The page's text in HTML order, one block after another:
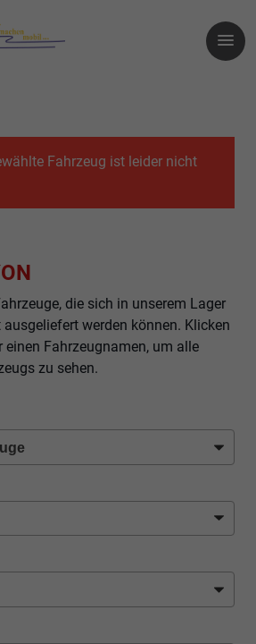
Fahrzeug ist leider nicht
die sich in unserem Lager
werden können. Klicken
einen Fahrzeugnamen, um alle
zu sehen.